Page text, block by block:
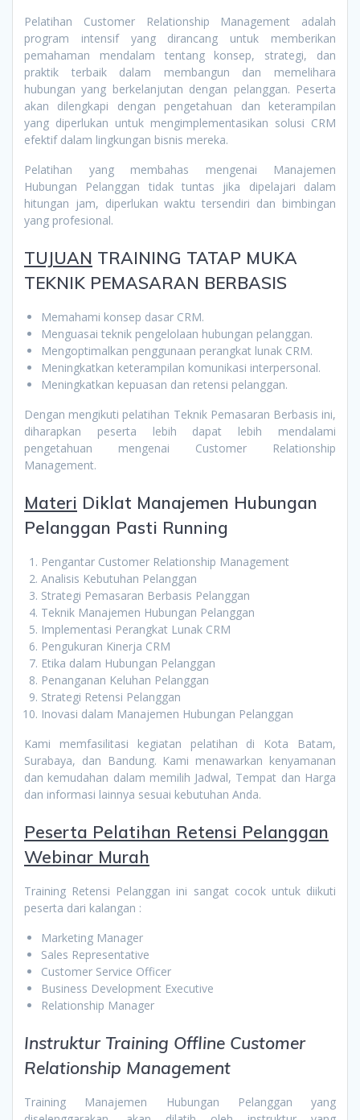
Pelatihan Customer Relationship Management adalah
program intensif yang dirancang untuk memberikan
pemahaman mendalam tentang konsep, strategi, dan
praktik terbaik dalam membangun dan memelihara
hubungan yang berkelanjutan dengan pelanggan. Peserta
akan dilengkapi dengan pengetahuan dan keterampilan
yang diperlukan untuk mengimplementasikan solusi CRM
efektif dalam lingkungan bisnis mereka.
Pelatihan yang membahas mengenai Manajemen
Hubungan Pelanggan tidak tuntas jika dipelajari dalam
hitungan jam, diperlukan waktu tersendiri dan bimbingan
yang profesional.
TUJUAN TRAINING TATAP MUKA
TEKNIK PEMASARAN BERBASIS
Memahami konsep dasar CRM.
Menguasai teknik pengelolaan hubungan pelanggan.
Mengoptimalkan penggunaan perangkat lunak CRM.
Meningkatkan keterampilan komunikasi interpersonal.
Meningkatkan kepuasan dan retensi pelanggan.
Dengan mengikuti pelatihan Teknik Pemasaran Berbasis ini,
diharapkan peserta lebih dapat lebih mendalami
pengetahuan mengenai Customer Relationship
Management.
Materi Diklat Manajemen Hubungan
Pelanggan Pasti Running
Pengantar Customer Relationship Management
Analisis Kebutuhan Pelanggan
Strategi Pemasaran Berbasis Pelanggan
Teknik Manajemen Hubungan Pelanggan
Implementasi Perangkat Lunak CRM
Pengukuran Kinerja CRM
Etika dalam Hubungan Pelanggan
Penanganan Keluhan Pelanggan
Strategi Retensi Pelanggan
Inovasi dalam Manajemen Hubungan Pelanggan
Kami memfasilitasi kegiatan pelatihan di Kota Batam,
Surabaya, dan Bandung. Kami menawarkan kenyamanan
dan kemudahan dalam memilih Jadwal, Tempat dan Harga
dan informasi lainnya sesuai kebutuhan Anda.
Peserta Pelatihan Retensi Pelanggan
Webinar Murah
Training Retensi Pelanggan ini sangat cocok untuk diikuti
peserta dari kalangan :
Marketing Manager
Sales Representative
Customer Service Officer
Business Development Executive
Relationship Manager
Instruktur Training Offline Customer
Relationship Management
Training Manajemen Hubungan Pelanggan yang